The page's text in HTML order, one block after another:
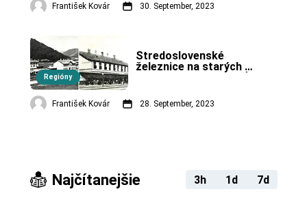
František Kovár 30. September, 2023
Regióny
Stredoslovenské
železnice na starých
František Kovár 28. September, 2023
Najčítanejšie 3h 1d 7d